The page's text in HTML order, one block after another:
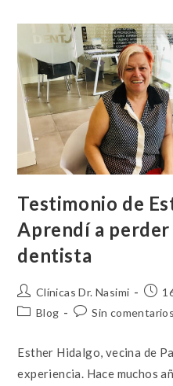
Testimonio de
Aprendí a perder
dentista
Clínicas Dr. Nasimi
Blog
Sin comentarios
Esther Hidalgo, vecina de
experiencia. Hace muchos